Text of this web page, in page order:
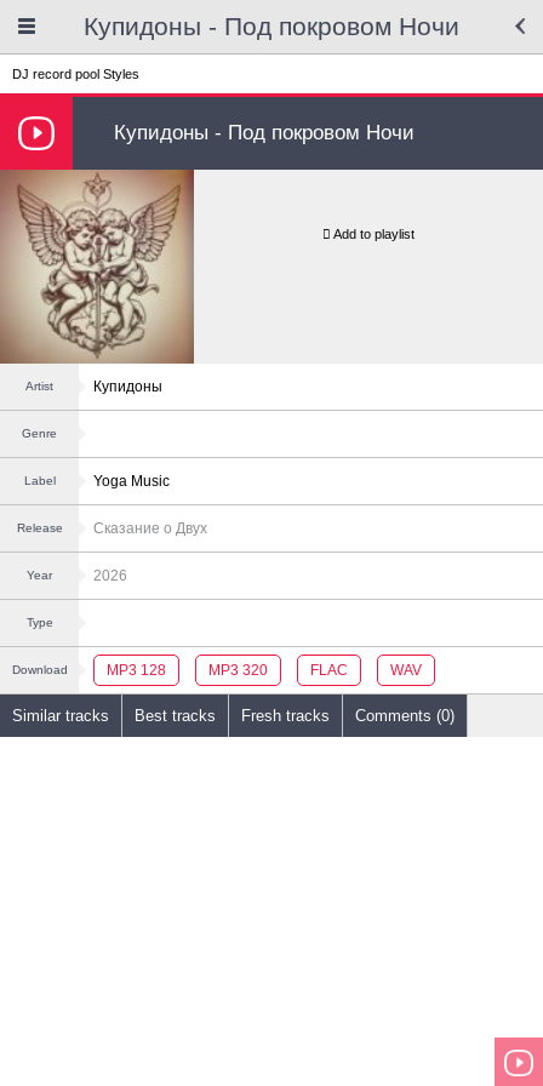
Купидоны - Под покровом Ночи
DJ record pool Styles
Купидоны - Под покровом Ночи
Add to playlist
Artist Купидоны
Genre
Label Yoga Music
Release Сказание о Двух
Year 2026
Type
Download MP3 128 MP3 320 FLAC WAV
Similar tracks Best tracks Fresh tracks Comments (0)